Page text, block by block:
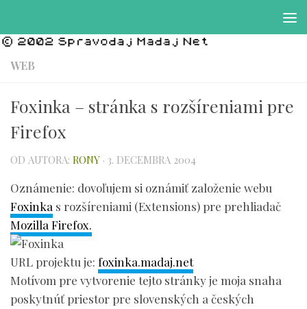
WEB
Foxinka – stránka s rozšíreniami pre
Firefox
OD AUTORA: RONY · 3. DECEMBRA 2004
Oznámenie: dovoľujem si oznámiť založenie webu
Foxinka s rozšíreniami (Extensions) pre prehliadač
Mozilla Firefox.
URL projektu je: foxinka.madaj.net
Motívom pre vytvorenie tejto stránky je moja snaha
poskytnúť priestor pre slovenských a českých